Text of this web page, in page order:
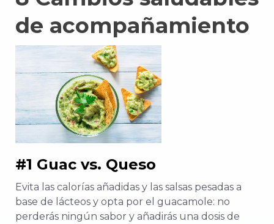
de acompañamiento
#1 Guac vs. Queso
Evita las calorías añadidas y las salsas pesadas a
base de lácteos y opta por el guacamole: no
perderás ningún sabor y añadirás una dosis de